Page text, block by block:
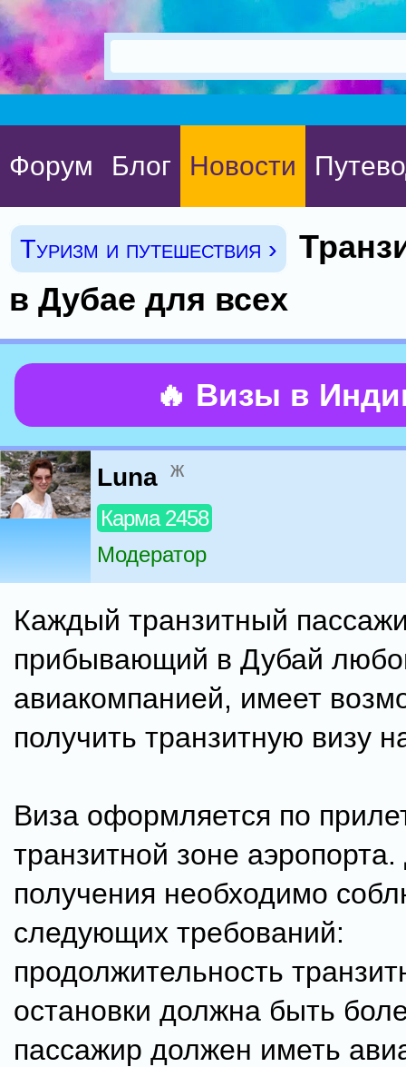
Форум Блог Новости
Туризм и путешествия ›
в Дубае для всех
🔥 Визы в
Luna ж
Карма 2458
Модератор
Каждый транзитный
прибывающий в Дубай
авиакомпанией, имеет
получить транзитную визу
Виза оформляется по
транзитной зоне
получения необходимо
следующих требований:
продолжительность
остановки должна быть
пассажир должен иметь